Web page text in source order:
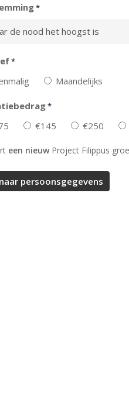
*
*
Maandelijks
*
€145 €250
een nieuwProject Filippus